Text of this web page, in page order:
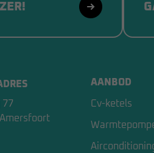
77
AANBOD
Cv-ketels